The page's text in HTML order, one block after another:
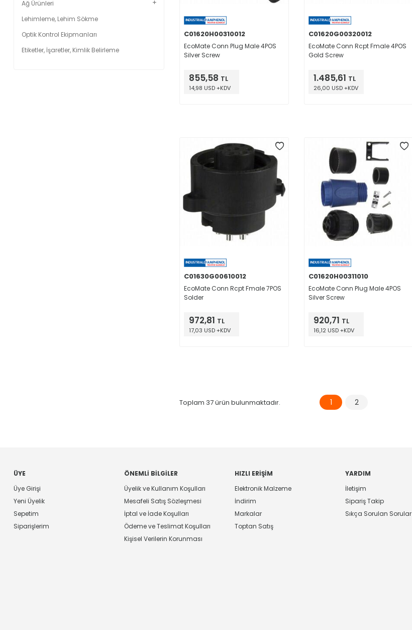
Ağ Ürünleri
Lehimleme, Lehim Sökme
Optik Kontrol Ekipmanları
Etiketler, İşaretler, Kimlik Belirleme
C01620H00310012
EcoMate Conn Plug Male 4POS
Silver Screw
855,58 TL
14,98 USD +KDV
C01620G00320012
EcoMate Conn Rcpt Fmale 4POS
Gold Screw
1.485,61 TL
26,00 USD +KDV
C01630G00610012
EcoMate Conn Rcpt Fmale 7POS
Solder
972,81 TL
17,03 USD +KDV
C01620H00311010
EcoMate Conn Plug Male 4POS
Silver Screw
920,71 TL
16,12 USD +KDV
Toplam 37ürün bulunmaktadır. 1 2
ÜYE
Üye Girişi
Yeni Üyelik
Sepetim
Siparişlerim
ÖNEMLI BILGILER
Üyelik ve Kullanım Koşulları
Mesafeli Satış Sözleşmesi
İptal ve İade Koşulları
Ödeme ve Teslimat Koşulları
Kişisel Verilerin Korunması
HIZLI ERIŞIM
Elektronik Malzeme
İndirim
Markalar
Toptan Satış
YARDIM
İletişim
Sipariş Takip
Sıkça Sorulan Sorular